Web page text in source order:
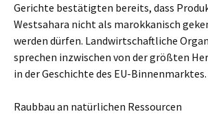
Gerichte bestätigten bereits, dass
Westsahara nicht als marokkanisch
werden dürfen. Landwirtschaftliche
sprechen inzwischen von der größten
in der Geschichte des EU-Binnenmarktes.
Raubbau an natürlichen Ressourcen